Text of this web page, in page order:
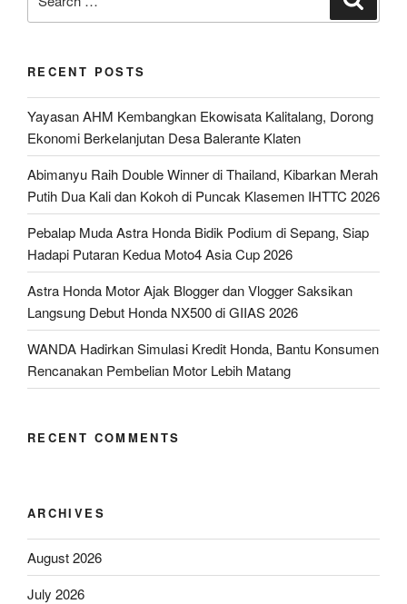
for:
RECENT POSTS
Yayasan AHM Kembangkan Ekowisata Kalitalang, Dorong
Ekonomi Berkelanjutan Desa Balerante Klaten
Abimanyu Raih Double Winner di Thailand, Kibarkan Merah
Putih Dua Kali dan Kokoh di Puncak Klasemen IHTTC 2026
Pebalap Muda Astra Honda Bidik Podium di Sepang, Siap
Hadapi Putaran Kedua Moto4 Asia Cup 2026
Astra Honda Motor Ajak Blogger dan Vlogger Saksikan
Langsung Debut Honda NX500 di GIIAS 2026
WANDA Hadirkan Simulasi Kredit Honda, Bantu Konsumen
Rencanakan Pembelian Motor Lebih Matang
RECENT COMMENTS
ARCHIVES
August 2026
July 2026